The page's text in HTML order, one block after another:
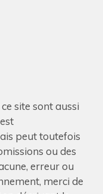
site sont aussi
peut toutefois
ou des
erreur ou
merci de